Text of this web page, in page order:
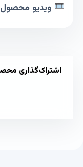
ویدیو محصول
اشتراک‌گذاری